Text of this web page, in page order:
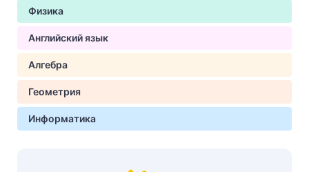
Физика
Английский язык
Алгебра
Геометрия
Информатика